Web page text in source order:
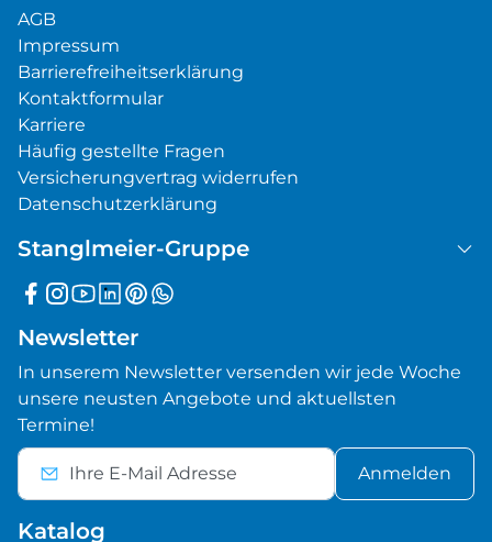
AGB
Impressum
Barrierefreiheitserklärung
Kontaktformular
Karriere
Häufig gestellte Fragen
Versicherungvertrag widerrufen
Datenschutzerklärung
Stanglmeier-Gruppe
Newsletter
In unserem Newsletter versenden wir jede Woche
unsere neusten Angebote und aktuellsten
Termine!
Anmelden
Katalog